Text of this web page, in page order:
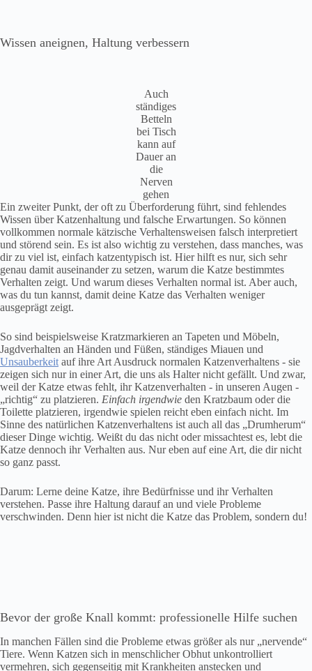
Wissen aneignen, Haltung verbessern
Auch
ständiges
Betteln
bei Tisch
kann auf
Dauer an
die
Nerven
gehen
Ein zweiter Punkt, der oft zu Überforderung führt, sind fehlendes
Wissen über Katzenhaltung und falsche Erwartungen. So können
vollkommen normale kätzische Verhaltensweisen falsch interpretiert
und störend sein. Es ist also wichtig zu verstehen, dass manches, was
dir zu viel ist, einfach katzentypisch ist. Hier hilft es nur, sich sehr
genau damit auseinander zu setzen, warum die Katze bestimmtes
Verhalten zeigt. Und warum dieses Verhalten normal ist. Aber auch,
was du tun kannst, damit deine Katze das Verhalten weniger
ausgeprägt zeigt.
So sind beispielsweise Kratzmarkieren an Tapeten und Möbeln,
Jagdverhalten an Händen und Füßen, ständiges Miauen und
Unsauberkeit auf ihre Art Ausdruck normalen Katzenverhaltens ‐ sie
zeigen sich nur in einer Art, die uns als Halter nicht gefällt. Und zwar,
weil der Katze etwas fehlt, ihr Katzenverhalten ‐ in unseren Augen ‐
„richtig“ zu platzieren. Einfach irgendwie den Kratzbaum oder die
Toilette platzieren, irgendwie spielen reicht eben einfach nicht. Im
Sinne des natürlichen Katzenverhaltens ist auch all das „Drumherum“
dieser Dinge wichtig. Weißt du das nicht oder missachtest es, lebt die
Katze dennoch ihr Verhalten aus. Nur eben auf eine Art, die dir nicht
so ganz passt.
Darum: Lerne deine Katze, ihre Bedürfnisse und ihr Verhalten
verstehen. Passe ihre Haltung darauf an und viele Probleme
verschwinden. Denn hier ist nicht die Katze das Problem, sondern du!
Bevor der große Knall kommt: professionelle Hilfe suchen
In manchen Fällen sind die Probleme etwas größer als nur „nervende“
Tiere. Wenn Katzen sich in menschlicher Obhut unkontrolliert
vermehren, sich gegenseitig mit Krankheiten anstecken und